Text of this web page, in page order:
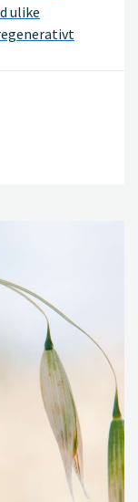
ulike
plantehelse.